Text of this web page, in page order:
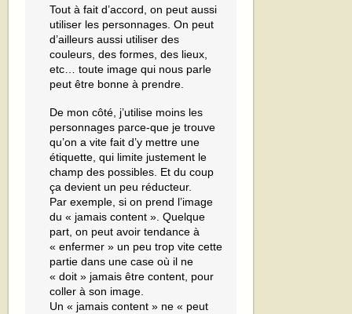
Tout à fait d’accord, on peut aussi
utiliser les personnages. On peut
d’ailleurs aussi utiliser des
couleurs, des formes, des lieux,
etc… toute image qui nous parle
peut être bonne à prendre.
De mon côté, j’utilise moins les
personnages parce-que je trouve
qu’on a vite fait d’y mettre une
étiquette, qui limite justement le
champ des possibles. Et du coup
ça devient un peu réducteur.
Par exemple, si on prend l’image
du « jamais content ». Quelque
part, on peut avoir tendance à
« enfermer » un peu trop vite cette
partie dans une case où il ne
« doit » jamais être content, pour
coller à son image.
Un « jamais content » ne « peut